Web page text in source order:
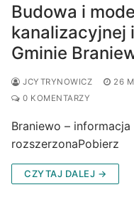
Budowa i
kanalizacyjnej
Gminie
JCYTRYNOWICZ 26
0 KOMENTARZY
Braniewo –
rozszerzonaPobierz
CZYTAJ DALEJ →